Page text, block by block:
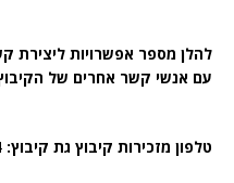
להלן מספר אפשרויות ליצירת
עם אנשי קשר אחרים של
טלפון מזכירות קיבוץ גת קיבוץ: